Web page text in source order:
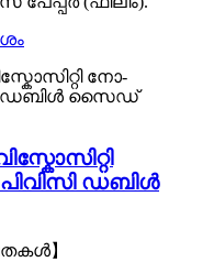
ഡബിൾ
】